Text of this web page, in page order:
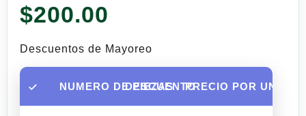
$200.00
Descuentos de Mayoreo
NUMERO DE PIEZAS
DESCUENTOPRECIO POR UNIDAD